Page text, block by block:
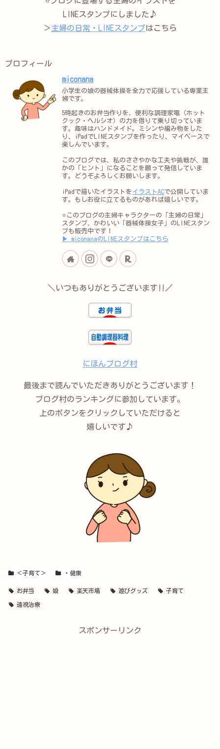
LINEスタンプにしました♪
＞主婦の日常・LINEスタンプはこちら
プロフィール
miconana
小学生の娘の器械体操を全力で応援している専業主
婦です。
5時起きのお弁当作りを、便利な調理家電（ホット
クック・ヘルシオ）の力を借りて乗り切っていま
す。趣味はハンドメイド。ミシンや編み物をした
り、iPadでLINEスタンプを作ったり、マイペースで
楽しんでいます。
このブログでは、私のささやかな工夫や挑戦が、誰
かの「ヒント」になることを願って発信していま
す。どうぞよろしくお願いします。
iPadで描いたイラストをイラストACで公開していま
す。もしお役に立てるものがあれば嬉しいです。
⭐️このブログの主婦キャラクターの「主婦の日常」
スタンプ、かわいい「器械体操女子」のLINEスタン
プも販売中です！
▶︎ miconanaのLINEスタンプはこちら
＼いつもありがとうございます‼︎／
にほんブログ村
最後まで読んでいただきありがとうございます！
ブログ村のランキングに参加しています。
上のボタンをクリックしていただけると
嬉しいです♪
＜子育て＞ ・健康
お弁当 娘 楽天市場 遊びグッズ 子育て
遠視治療
スポンサーリンク